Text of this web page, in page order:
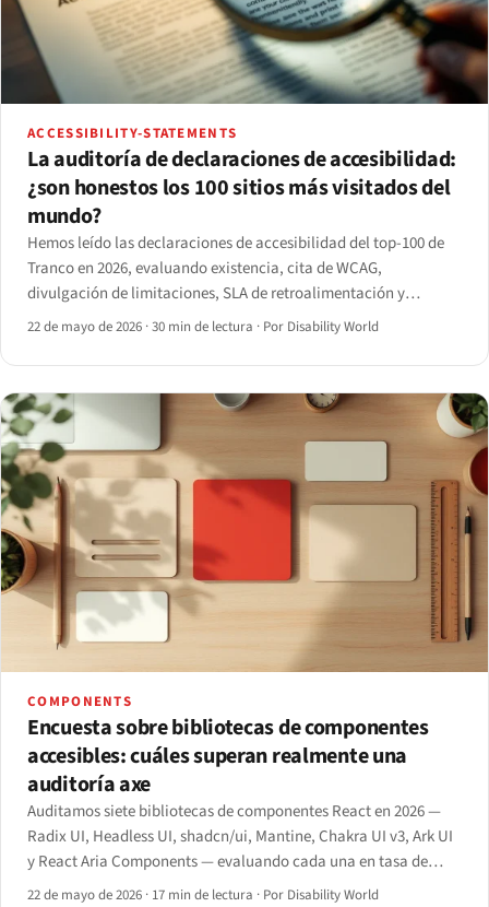
ACCESSIBILITY-STATEMENTS
La auditoría de declaraciones de accesibilidad:
¿son honestos los 100 sitios más visitados del
mundo?
Hemos leído las declaraciones de accesibilidad del top-100 de
Tranco en 2026, evaluando existencia, cita de WCAG,
divulgación de limitaciones, SLA de retroalimentación y
conformidad comprobada — y medimos la brecha entre lo
22 de mayo de 2026 ·30 min de lectura · Por Disability World
COMPONENTS
Encuesta sobre bibliotecas de componentes
accesibles: cuáles superan realmente una
auditoría axe
Auditamos siete bibliotecas de componentes React en 2026 —
Radix UI, Headless UI, shadcn/ui, Mantine, Chakra UI v3, Ark UI
y React Aria Components — evaluando cada una en tasa de
aprobación axe, cobertura de patrones ARIA, contrato de
22 de mayo de 2026 · 17 min de lectura · Por Disability World